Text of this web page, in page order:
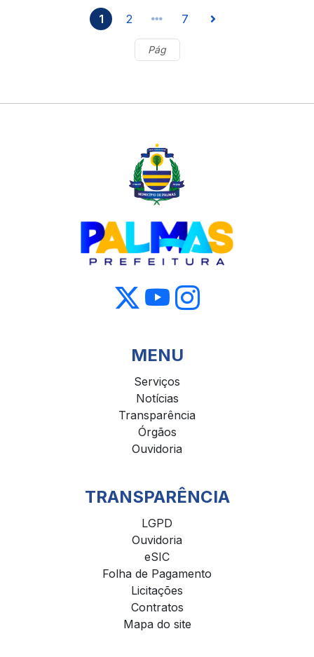
1 2 7
MENU
Serviços
Notícias
Transparência
Órgãos
Ouvidoria
TRANSPARÊNCIA
LGPD
Ouvidoria
eSIC
Folha de Pagamento
Licitações
Contratos
Mapa do site